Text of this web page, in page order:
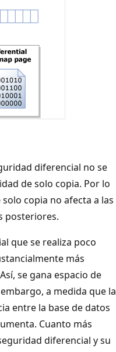
diferencial no se
de solo copia. Por lo
copia no afecta a las
posteriores.
que se realiza poco
más
se gana espacio de
a medida que la
entre la base de datos
Cuanto más
diferencial y su